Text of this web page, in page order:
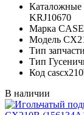
Каталожные
KRJ10670
Марка CASE
Модель
Тип запчасти
Тип
Код
В наличии